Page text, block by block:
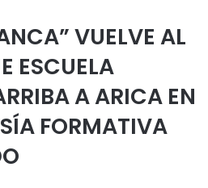
VUELVE AL
ESCUELA
A ARICA EN
FORMATIVA